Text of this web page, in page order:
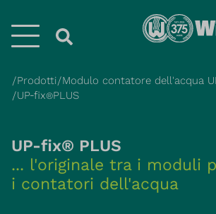
Menü
Prodotti Modulo contatore dell'acqua
UP‐fix®PLUS
UP-fix® PLUS
... l'originale tra i moduli
i contatori dell'acqua